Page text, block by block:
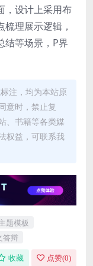
，设计上采用布
理展示逻辑，
结等场景，P界
注，均为本站原
意时，禁止复
、书籍等各类媒
权益，可联系我
题模板
答辩
收藏 点赞(0)